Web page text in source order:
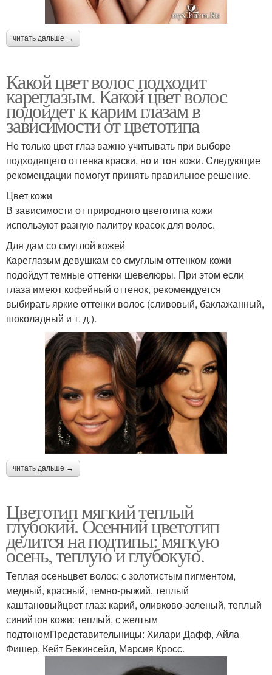
читать дальше →
Какой цвет волос подходит
кареглазым. Какой цвет волос
подойдет к карим глазам в
зависимости от цветотипа
Не только цвет глаз важно учитывать при выборе
подходящего оттенка краски, но и тон кожи. Следующие
рекомендации помогут принять правильное решение.
Цвет кожи
В зависимости от природного цветотипа кожи
используют разную палитру красок для волос.
Для дам со смуглой кожей
Кареглазым девушкам со смуглым оттенком кожи
подойдут темные оттенки шевелюры. При этом если
глаза имеют кофейный оттенок, рекомендуется
выбирать яркие оттенки волос (сливовый, баклажанный,
шоколадный и т. д.).
читать дальше →
Цветотип мягкий теплый
глубокий. Осенний цветотип
делится на подтипы: мягкую
осень, теплую и глубокую.
Теплая осеньцвет волос: с золотистым пигментом,
медный, красный, темно-рыжий, теплый
каштановыйцвет глаз: карий, оливково-зеленый, теплый
синийтон кожи: теплый, с желтым
подтономПредставительницы: Хилари Дафф, Айла
Фишер, Кейт Бекинсейл, Марсия Кросс.